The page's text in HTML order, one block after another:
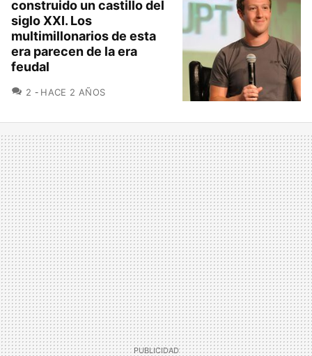
construido un castillo del
siglo XXI. Los
multimillonarios de esta
era parecen de la era
feudal
2 COMENTARIOS
HACE 2 AÑOS